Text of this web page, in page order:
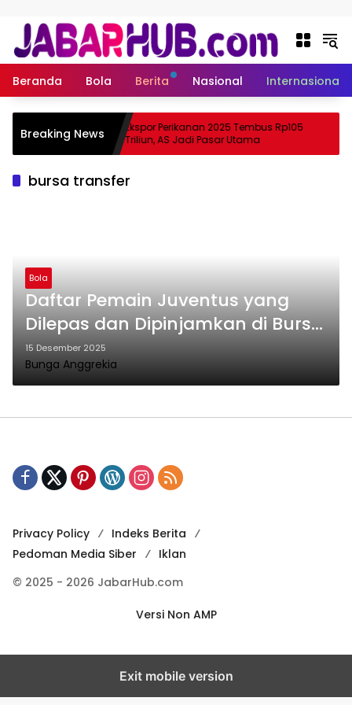
Beranda Bola Berita Nasional Internasional
Breaking News
Apa
Suzuki?
Ekspor Perikanan 2025 Tembus Rp105
Triliun, AS Jadi Pasar Utama
bursa transfer
Bola
Daftar Pemain Juventus yang
Dilepas dan Dipinjamkan di Bursa
Transfer Januari 2026, Ada yang
ke Lazio?
15 Desember 2025
Bunga Anggrekia
Privacy Policy
Indeks Berita
Pedoman Media Siber
Iklan
© 2025 - 2026 JabarHub.com
Versi Non AMP
Exit mobile version